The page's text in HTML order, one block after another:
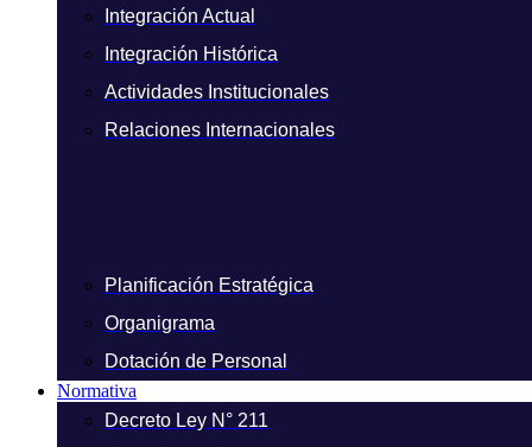
Integración Actual
Integración Histórica
Actividades Institucionales
Relaciones Internacionales
Planificación Estratégica
Organigrama
Dotación de Personal
Normativa
Decreto Ley N° 211